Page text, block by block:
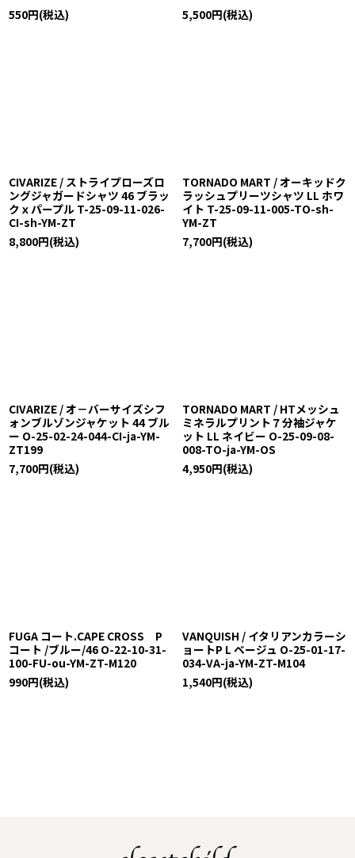
550円(税込)
5,500円(税込)
CIVARIZE / ストライプローズロ
ングジャガードシャツ 46 ブラッ
クｘパープル T-25-09-11-026-
CI-sh-YM-ZT
8,800円(税込)
TORNADO MART / オーキッドク
ラッシュプリーツシャツ LL ホワ
イト T-25-09-11-005-TO-sh-
YM-ZT
7,700円(税込)
CIVARIZE / オ－バーサイズシフ
ォンブルゾンジャケット 44 ブル
ー O-25-02-24-044-CI-ja-YM-
ZT199
7,700円(税込)
TORNADO MART / HTメッシュ
ミネラルプリント７分袖ジャケ
ット LL ネイビー O-25-09-08-
008-TO-ja-YM-OS
4,950円(税込)
FUGA コート.CAPE CROSS P
コート /ブルー/46 O-22-10-31-
100-FU-ou-YM-ZT-M120
990円(税込)
VANQUISH / イタリアンカラーシ
ョートP L ベージュ O-25-01-17-
034-VA-ja-YM-ZT-M104
1,540円(税込)